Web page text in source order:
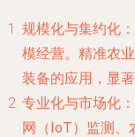
规模化与集约化
模经营。 精准农
装备的应用，显
专业化与市场化
网（IoT）监测 、